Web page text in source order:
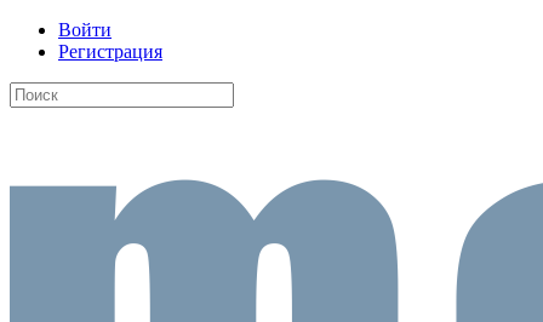
Войти
Регистрация